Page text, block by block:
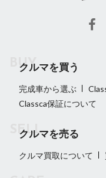
クルマを買う
完成車から選ぶ
Classca保証について
クルマを売る
クルマ買取について